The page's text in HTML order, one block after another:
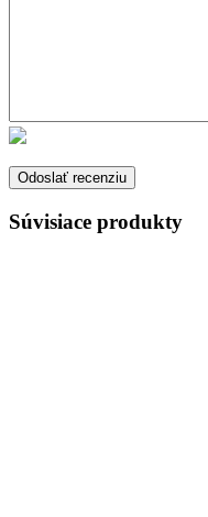
Súvisiace produkty